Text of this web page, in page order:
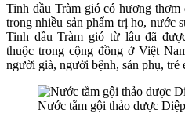
Tinh dầu Tràm gió có hương
trong nhiều sản phẩm trị ho, nước
Tinh dầu Tràm gió từ lâu đã
thuộc trong cộng đồng ở Việt
người già, người bệnh, sản phụ, trẻ
Nước tắm gội thảo dược